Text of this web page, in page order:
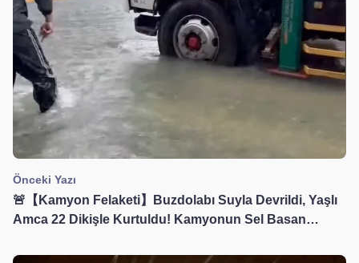
Önceki Yazı
🚨【Kamyon Felaketi】Buzdolabı Suyla Devrildi, Yaşlı
Amca 22 Dikişle Kurtuldu! Kamyonun Sel Basan